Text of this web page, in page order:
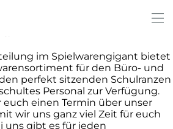
im
im Spielwarengigant bietet
für den Büro- und
perfekt sitzenden Schulranzen
Personal zur Verfügung.
einen Termin über unser
wir uns ganz viel Zeit für euch
uns gibt es für jeden